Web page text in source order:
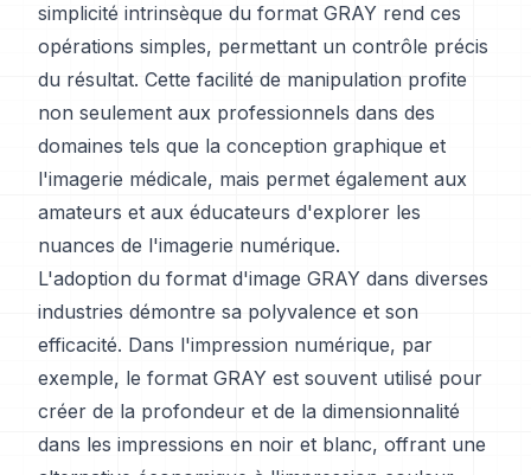
simplicité intrinsèque du format GRAY rend ces
opérations simples, permettant un contrôle précis
du résultat. Cette facilité de manipulation profite
non seulement aux professionnels dans des
domaines tels que la conception graphique et
l'imagerie médicale, mais permet également aux
amateurs et aux éducateurs d'explorer les
nuances de l'imagerie numérique.
L'adoption du format d'image GRAY dans diverses
industries démontre sa polyvalence et son
efficacité. Dans l'impression numérique, par
exemple, le format GRAY est souvent utilisé pour
créer de la profondeur et de la dimensionnalité
dans les impressions en noir et blanc, offrant une